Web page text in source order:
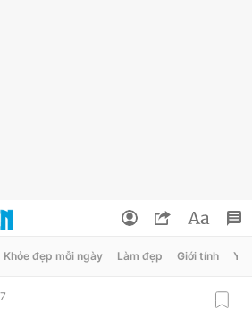
BÁO
Khỏe đẹp mỗi ngày Làm đẹp Giới tính Y